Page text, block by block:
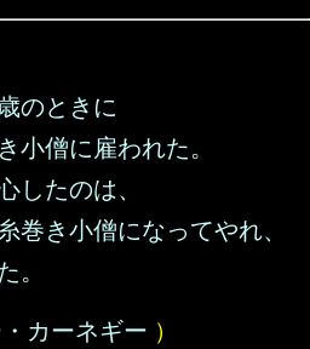
のときに
小僧に雇われた。
したのは、
巻き小僧になってやれ、
。
カーネギー ）